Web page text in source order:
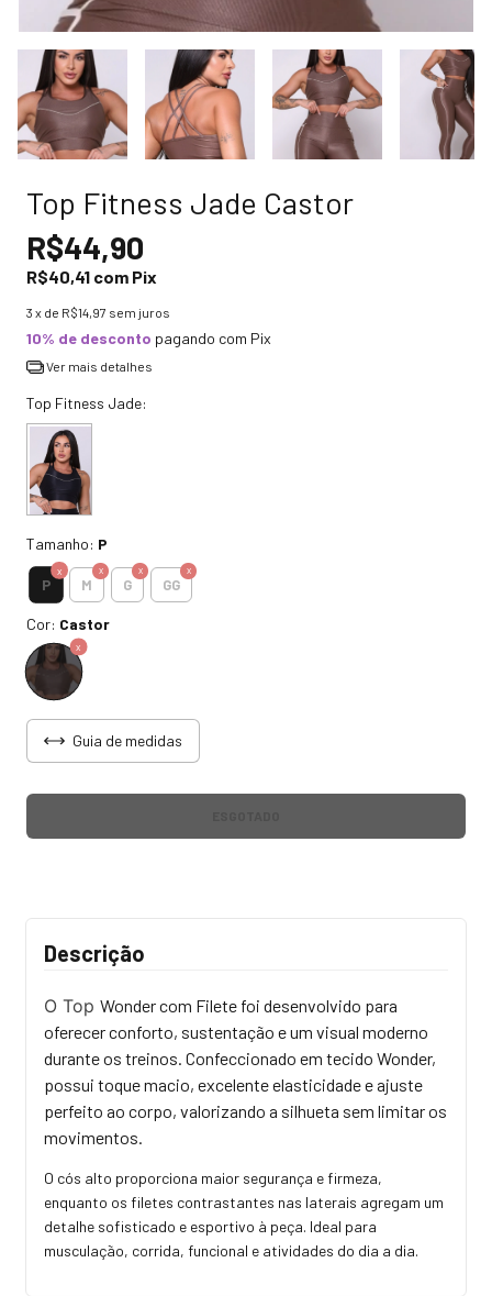
Top Fitness Jade Castor
R$44,90
R$40,41 com Pix
3 x de R$14,97 sem juros
10% de desconto pagando com Pix
Ver mais detalhes
Top Fitness Jade:
Tamanho: P
P M G GG
Cor: Castor
Guia de medidas
Descrição
O Top Wonder com Filete foi desenvolvido para
oferecer conforto, sustentação e um visual moderno
durante os treinos. Confeccionado em tecido Wonder,
possui toque macio, excelente elasticidade e ajuste
perfeito ao corpo, valorizando a silhueta sem limitar os
movimentos.
O cós alto proporciona maior segurança e firmeza,
enquanto os filetes contrastantes nas laterais agregam um
detalhe sofisticado e esportivo à peça. Ideal para
musculação, corrida, funcional e atividades do dia a dia.